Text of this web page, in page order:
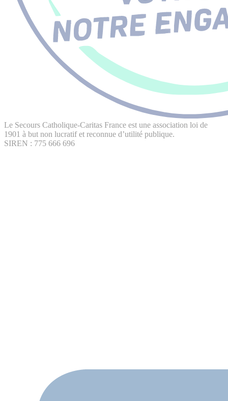
Le Secours Catholique-Caritas France est une association loi de
1901 à but non lucratif et reconnue d’utilité publique.
SIREN : 775 666 696